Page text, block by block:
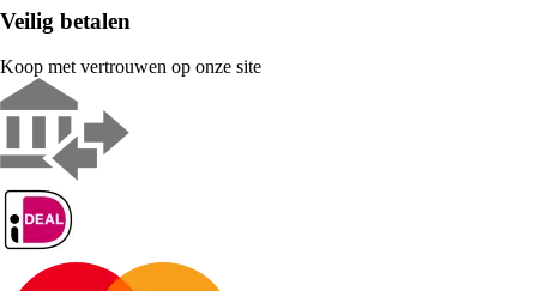
Veilig betalen
Koop met vertrouwen op onze site